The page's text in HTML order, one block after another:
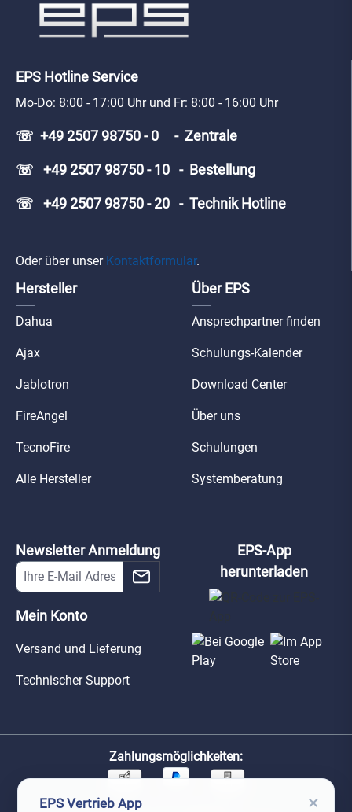
EPS Hotline Service
Mo-Do: 8:00 - 17:00 Uhr und Fr: 8:00 - 16:00 Uhr
☏ +49 2507 98750 - 0 - Zentrale
☏ +49 2507 98750 - 10 - Bestellung
☏ +49 2507 98750 - 20 - Technik Hotline
Oder über unser Kontaktformular.
Hersteller
Dahua
Ajax
Jablotron
FireAngel
TecnoFire
Alle Hersteller
Über EPS
Ansprechpartner finden
Schulungs-Kalender
Download Center
Über uns
Schulungen
Systemberatung
Newsletter Anmeldung
Mein Konto
Versand und Lieferung
Technischer Support
EPS-App
herunterladen
Zahlungsmöglichkeiten:
EPS Vertrieb App ×